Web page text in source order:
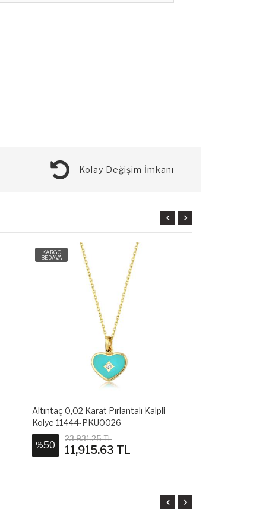
Kolay Değişim İmkanı
KARGO
BEDAVA
Altıntaç 0,02 Karat Pırlantalı Kalpli
Kolye 11444-PKU0026
%50
23,831.25 TL
11,915.63 TL